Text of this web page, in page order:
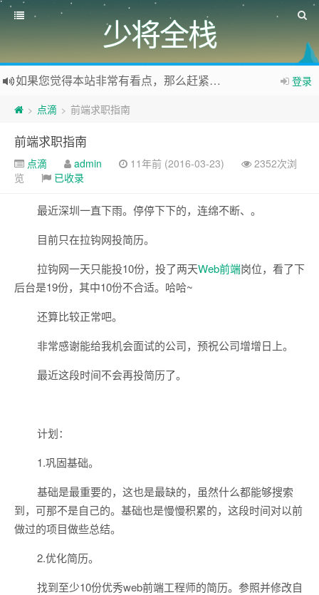
少将全栈
登录
如果您觉得本站非常有看点，那么赶紧使用Ctrl+D 收藏少将全栈吧
> 点滴 > 前端求职指南
前端求职指南
点滴 admin 11年前 (2016-03-23)
2352次浏
览
已收录
最近深圳一直下雨。停停下下的，连绵不断、。
目前只在拉钩网投简历。
拉钩网一天只能投10份，投了两天Web前端岗位，看了下
后台是19份，其中10份不合适。哈哈~
还算比较正常吧。
非常感谢能给我机会面试的公司，预祝公司增增日上。
最近这段时间不会再投简历了。
计划：
1.巩固基础。
基础是最重要的，这也是最缺的，虽然什么都能够搜索
到，可那不是自己的。基础也是慢慢积累的，这段时间对以前
做过的项目做些总结。
2.优化简历。
找到至少10份优秀web前端工程师的简历。参照并修改自